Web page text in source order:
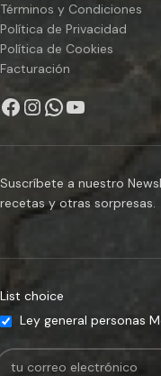
Términos y Condiciones
Política de Privacidad
Política de Cookies
Facturación
Suscríbete a nuestro
recetas y otras sorpresas.
List choice
Ley general personas